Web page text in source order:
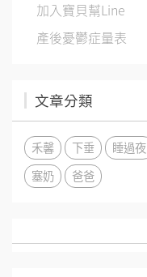
加入寶貝幫Line
產後憂鬱症量表
文章分類
禾馨 下垂 睡過夜
塞奶
爸爸